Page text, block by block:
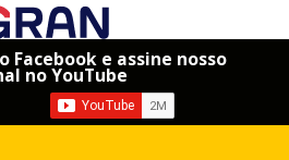
Facebook e assine nosso
no YouTube